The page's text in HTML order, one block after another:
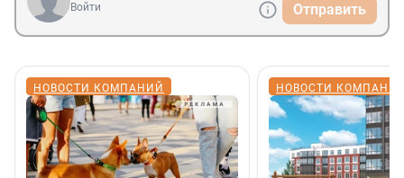
Войти
Отправить
НОВОСТИ КОМПАНИЙ НОВОСТИ